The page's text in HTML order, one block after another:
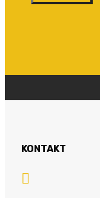
KONTAKT
